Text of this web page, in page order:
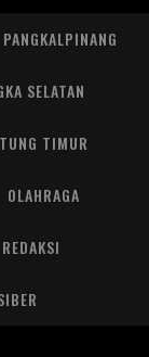
PANGKALPINANG
SELATAN
TIMUR
OLAHRAGA
REDAKSI